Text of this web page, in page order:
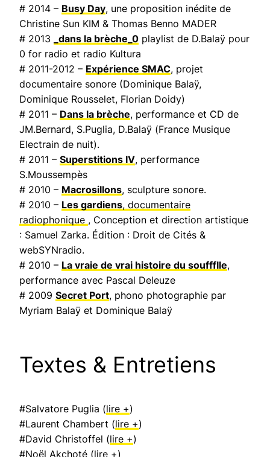
# 2014 – Busy Day, une proposition inédite de
Christine Sun KIM & Thomas Benno MADER
# 2013
_dans la brèche_0 playlist de D.Balaÿ pour
0 for radio et radio Kultura
# 2011-2012 – Expérience SMAC, projet
documentaire sonore (Dominique Balaÿ,
Dominique Rousselet, Florian Doidy)
# 2011 – Dans la brèche, performance et CD de
JM.Bernard, S.Puglia, D.Balaÿ (France Musique
Electrain de nuit).
# 2011 – Superstitions IV, performance
S.Moussempès
# 2010 – Macrosillons, sculpture sonore.
# 2010 – Les gardiens, documentaire
radiophonique , Conception et direction artistique
: Samuel Zarka. Édition : Droit de Cités &
webSYNradio.
# 2010 – La vraie de vrai histoire du souffflle,
performance avec Pascal Deleuze
# 2009 Secret Port, phono photographie par
Myriam Balaÿ et Dominique Balaÿ
Textes & Entretiens
#Salvatore Puglia (lire +)
#Laurent Chambert (lire +)
#David Christoffel (lire +)
#Noël Akchoté (lire +)